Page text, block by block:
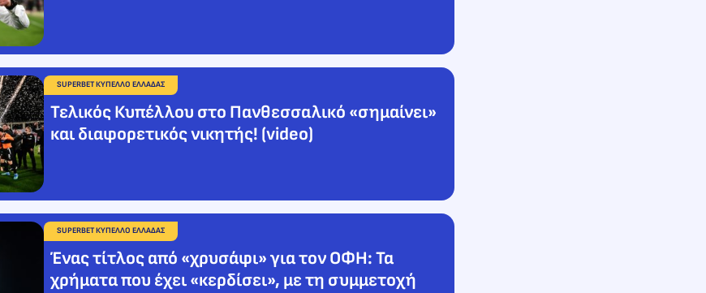
SUPERBET ΚΥΠΕΛΛΟ ΕΛΛΑΔΑΣ
Τελικός Κυπέλλου στο Πανθεσσαλικό «σημαίνει»
και διαφορετικός νικητής! (video)
SUPERBET ΚΥΠΕΛΛΟ ΕΛΛΑΔΑΣ
Ένας τίτλος από «χρυσάφι» για τον ΟΦΗ: Τα
χρήματα που έχει «κερδίσει», με τη συμμετοχή